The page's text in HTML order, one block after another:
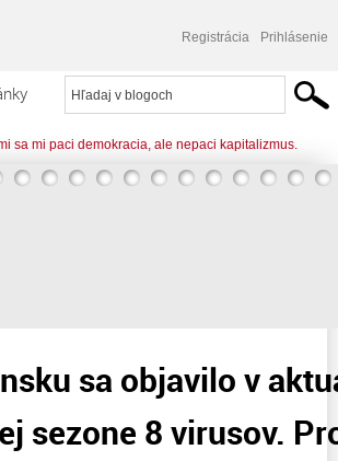
Registrácia Prihlásenie
články
sa mi paci demokracia, ale nepaci kapitalizmus.
v aktualnej chripkovej sezone 8 virusov. Proti trom
sa objavilo v
sezone 8 virusov.